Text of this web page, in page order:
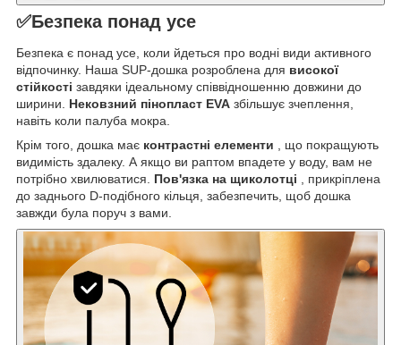
✅Безпека понад усе
Безпека є понад усе, коли йдеться про водні види активного
відпочинку. Наша SUP-дошка розроблена для високої
стійкості завдяки ідеальному співвідношенню довжини до
ширини. Нековзний пінопласт EVA збільшує зчеплення,
навіть коли палуба мокра.
Крім того, дошка має контрастні елементи , що покращують
видимість здалеку. А якщо ви раптом впадете у воду, вам не
потрібно хвилюватися. Пов'язка на щиколотці , прикріплена
до заднього D-подібного кільця, забезпечить, щоб дошка
завжди була поруч з вами.